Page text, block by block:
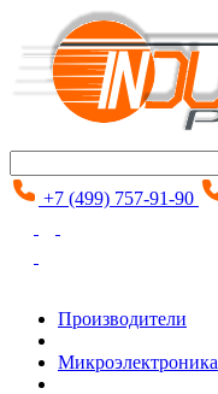
+7 (499) 757-91-90
Производители
Микроэлектроника